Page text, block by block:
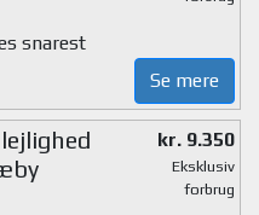
snarest
Se mere
kr. 9.350
Eksklusiv
forbrug